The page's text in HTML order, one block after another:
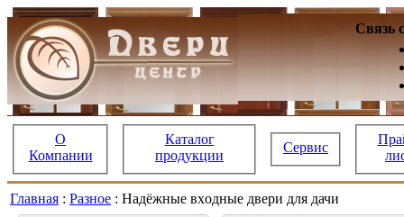
Связь
О
Компании
Каталог
продукции
Сервис
Главная : Разное : Надёжные вхoдные двери для дачи